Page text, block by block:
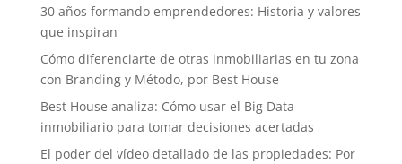
30 años formando emprendedores: Historia y valores
que inspiran
Cómo diferenciarte de otras inmobiliarias en tu zona
con Branding y Método, por Best House
Best House analiza: Cómo usar el Big Data
inmobiliario para tomar decisiones acertadas
El poder del vídeo detallado de las propiedades: Por